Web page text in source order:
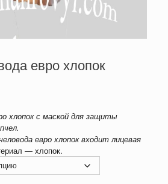
евро хлопок
хлопок с маской для защиты
евро хлопок входит лицевая
— хлопок.